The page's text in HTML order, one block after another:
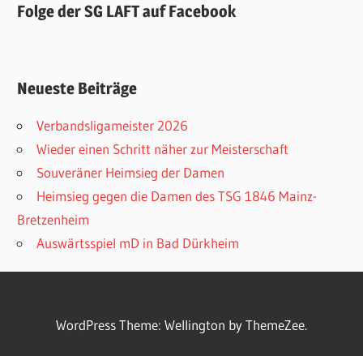
Folge der SG LAFT auf Facebook
Neueste Beiträge
Verbandsligameister 2026
Wieder einen Schritt näher zur Meisterschaft
Souveräner Heimsieg der Damen
Heimsieg gegen die Damen des TSG 1846 Mainz-
Bretzenheim
Auswärtsspiel mD in Bad Dürkheim
WordPress Theme: Wellington by ThemeZee.